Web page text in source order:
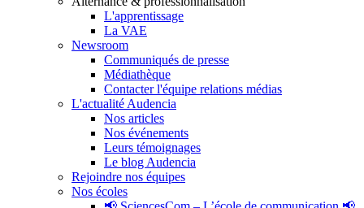
L'apprentissage
La VAE
Newsroom
Communiqués de presse
Médiathèque
Contacter l'équipe relations médias
L'actualité Audencia
Nos articles
Nos événements
Leurs témoignages
Le blog Audencia
Rejoindre nos équipes
Nos écoles